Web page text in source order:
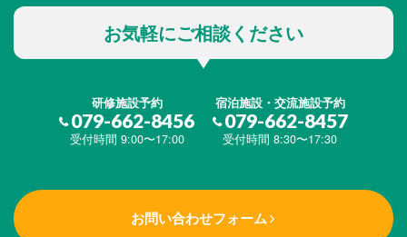
お気軽にご相談ください
研修施設予約
079-662-8456
受付時間 9:00〜17:00
宿泊施設・交流施設予約
079-662-8457
受付時間 8:30〜17:30
お問い合わせフォーム